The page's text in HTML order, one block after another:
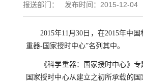
报送部门： 发布时间：2015-12-
2015年11月30日，在2015年中国
重器-国家授时中心”名列其中。
《科学重器：国家授时中心》专题
国家授时中心从建立之初所承载的